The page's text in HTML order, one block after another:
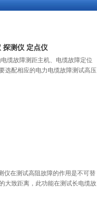
探测仪 定点仪
缆故障测距主机、电缆故障定位
选配相应的电力电缆故障测试高压
仪在测试高阻故障的作用是不可替
大致距离，此功能在测试长电缆故